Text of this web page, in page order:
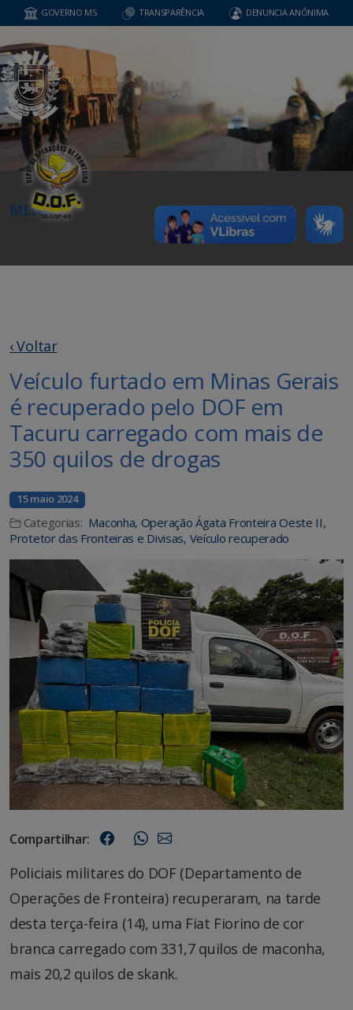
GOVERNO MS TRANSPARÊNCIA DENUNCIA ANÔNIMA
MENU
‹ Voltar
Veículo furtado em Minas Gerais
é recuperado pelo DOF em
Tacuru carregado com mais de
350 quilos de drogas
15 maio 2024
Categorias: Maconha, Operação Ágata Fronteira Oeste II,
Protetor das Fronteiras e Divisas, Veículo recuperado
Compartilhar:
Policiais militares do DOF (Departamento de
Operações de Fronteira) recuperaram, na tarde
desta terça-feira (14), uma Fiat Fiorino de cor
branca carregado com 331,7 quilos de maconha,
mais 20,2 quilos de skank.